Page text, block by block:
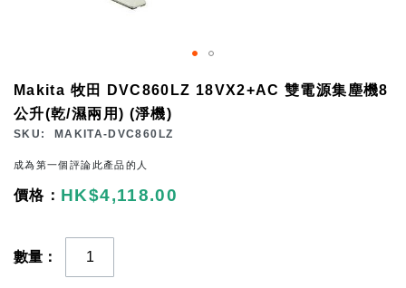
Makita 牧田 DVC860LZ 18VX2+AC 雙電源集塵機8
公升(乾/濕兩用) (淨機)
SKU MAKITA-DVC860LZ
成為第一個評論此產品的人
HK$4,118.00
數量
the
of
the